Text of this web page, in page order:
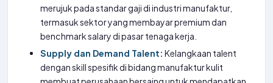
merujuk pada standar gaji di industri manufaktur,
termasuk sektor yang membayar premium dan
benchmark salary di pasar tenaga kerja.
Supply dan Demand Talent: Kelangkaan talent
dengan skill spesifik di bidang manufaktur kulit